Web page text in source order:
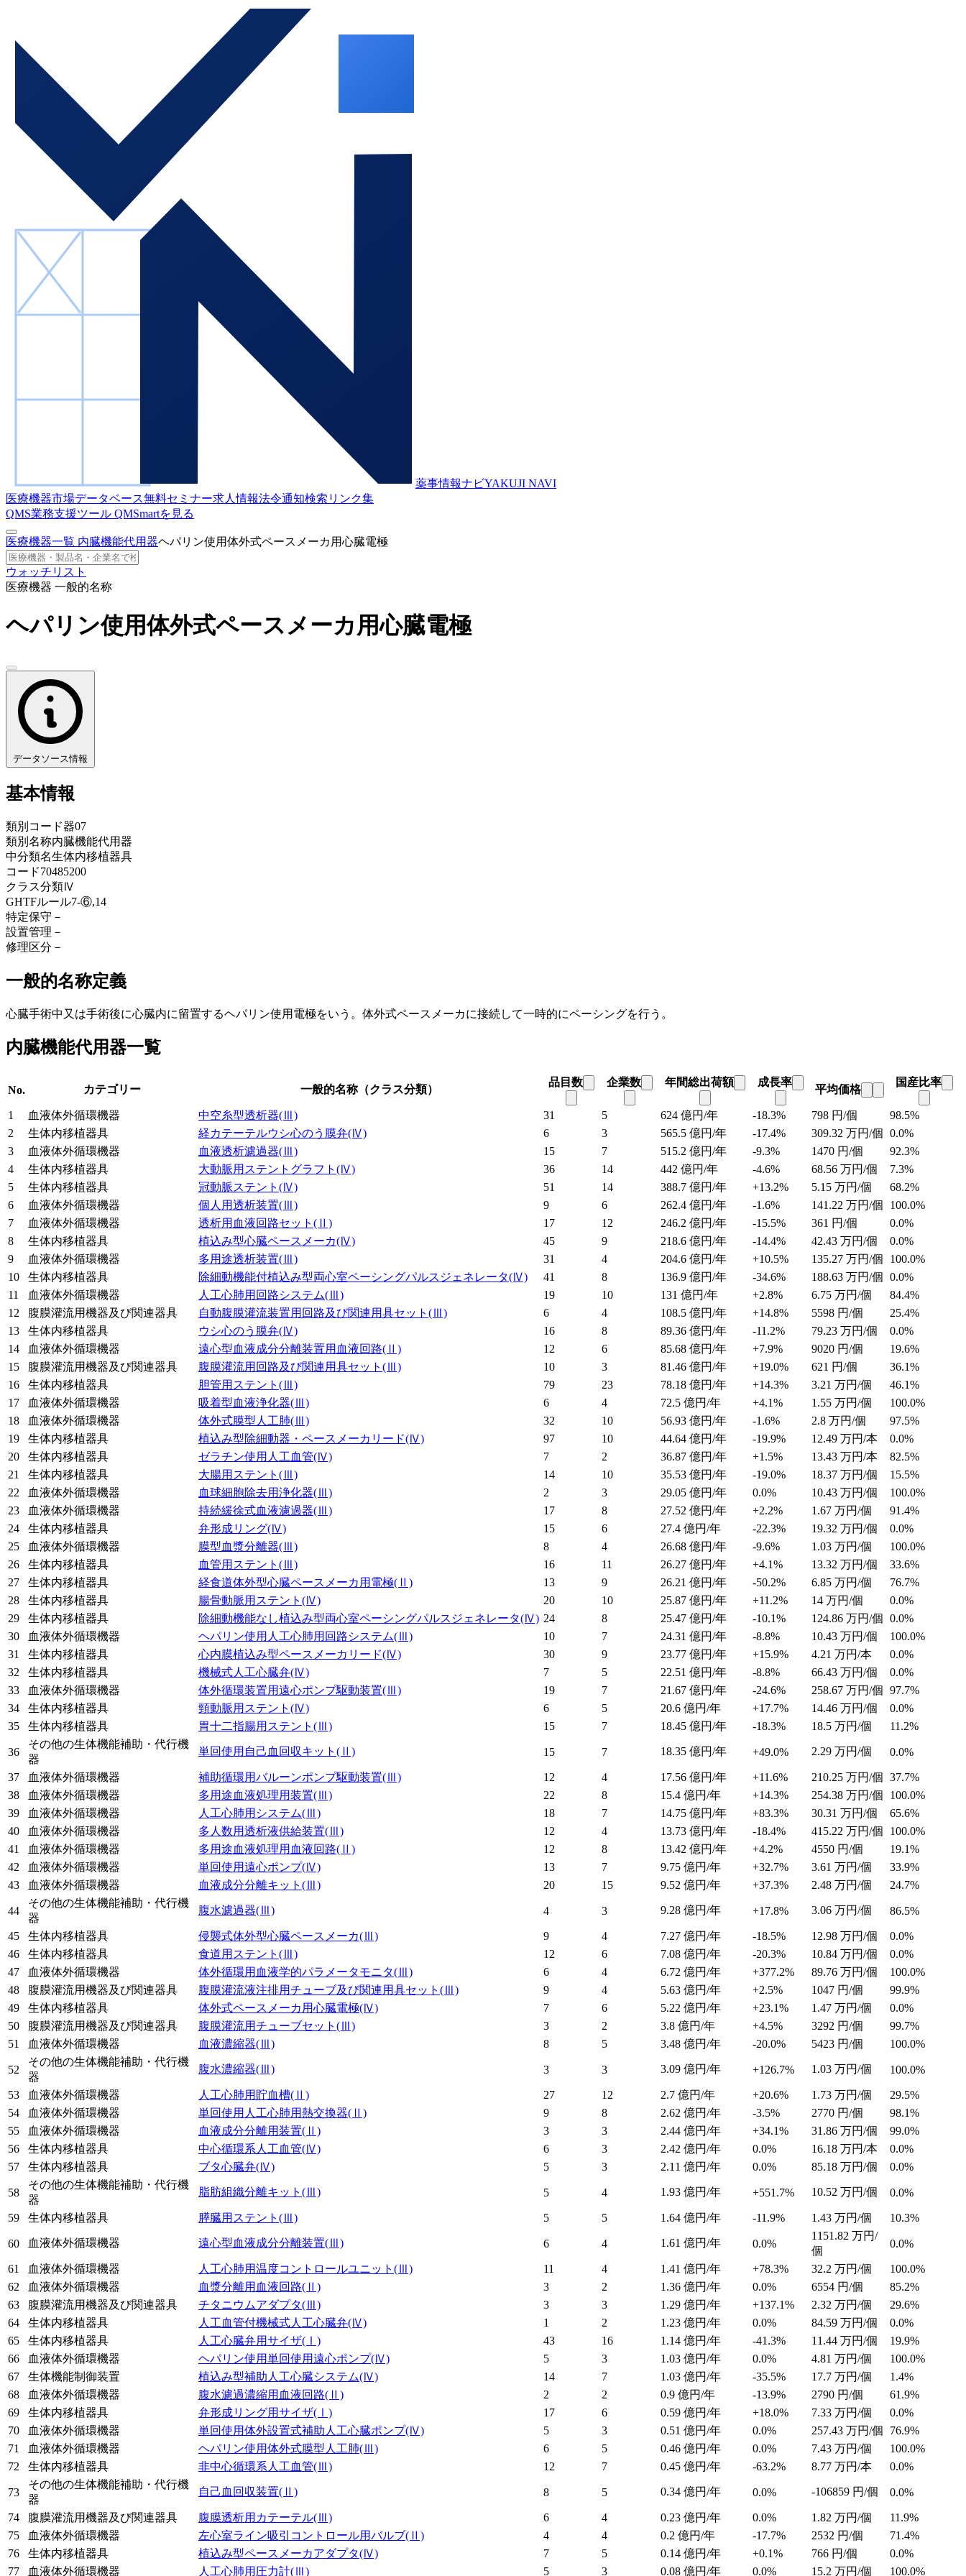
薬事情報ナビYAKUJI NAVI
医療機器市場データベース無料セミナー求人情報法令通知検索 リンク集
QMS業務支援ツール QMSmartを見る
医療機器一覧 内臓機能代用器ヘパリン使用体外式ペースメーカ用心臓電極
ウォッチリスト
医療機器 一般的名称
ヘパリン使用体外式ペースメーカ用心臓電極
データソース情報
基本情報
類別コード器07
類別名称内臓機能代用器
中分類名生体内移植器具
コード70485200
クラス分類Ⅳ
GHTFルール7-⑥,14
特定保守 －
設置管理 －
修理区分 －
一般的名称定義
心臓手術中又は手術後に心臓内に留置するヘパリン使用電極をいう。体外式ペースメーカに接続して一時的にペーシングを行う。
内臓機能代用器一覧
No. カテゴリー 一般的名称（クラス分類）
品目数 企業数 年間総出荷額 成長率
平均価格
国産比率
1 血液体外循環機器 中空糸型透析器(Ⅲ) 31 5 624 億円/年 -18.3% 798 円/個
98.5%
2
生体内移植器具 経カテーテルウシ心のう膜弁(Ⅳ) 6 3 565.5 億円/年 -17.4% 309.32 万円/個 0.0%
3
血液体外循環機器 血液透析濾過器(Ⅲ) 15 7 515.2 億円/年 -9.3% 1470 円/個
92.3%
4
生体内移植器具 大動脈用ステントグラフト (Ⅳ) 36 14 442 億円/年 -4.6% 68.56 万円/個
7.3%
5
生体内移植器具 冠動脈ステント (Ⅳ) 51 14 388.7 億円/年 +13.2% 5.15 万円/個
68.2%
6
血液体外循環機器 個人用透析装置(Ⅲ) 9 6 262.4 億円/年 -1.6% 141.22 万円/個
100.0%
7
血液体外循環機器 透析用血液回路セット (Ⅱ) 17 12 246.2 億円/年 -15.5% 361 円/個
0.0%
8
生体内移植器具 植込み型心臓ペースメーカ(Ⅳ) 45 9 218.6 億円/年 -14.4% 42.43 万円/個
0.0%
9
血液体外循環機器 多用途透析装置(Ⅲ) 31 4 204.6 億円/年 +10.5% 135.27 万円/個
100.0%
10
生体内移植器具 除細動機能付植込み型両心室ペーシングパルスジェネレータ(Ⅳ) 41 8 136.9 億円/年 -34.6% 188.63 万円/個 0.0%
11
血液体外循環機器 人工心肺用回路システム(Ⅲ) 19 10 131 億円/年 +2.8% 6.75 万円/個
84.4%
12
腹膜灌流用機器及び関連器具 自動腹膜灌流装置用回路及び関連用具セット (Ⅲ) 6 4 108.5 億円/年 +14.8% 5598 円/個
25.4%
13
生体内移植器具 ウシ心のう膜弁(Ⅳ) 16 8 89.36 億円/年 -11.2% 79.23 万円/個
0.0%
14
血液体外循環機器 遠心型血液成分分離装置用血液回路(Ⅱ) 12 6 85.68 億円/年 +7.9% 9020 円/個
19.6%
15
腹膜灌流用機器及び関連器具 腹膜灌流用回路及び関連用具セット (Ⅲ) 10 3 81.46 億円/年 +19.0% 621 円/個
36.1%
16
生体内移植器具 胆管用ステント (Ⅲ) 79 23 78.18 億円/年 +14.3% 3.21 万円/個
46.1%
17
血液体外循環機器 吸着型血液浄化器(Ⅲ) 6 4 72.5 億円/年 +4.1% 1.55 万円/個
100.0%
18
血液体外循環機器 体外式膜型人工肺(Ⅲ) 32 10 56.93 億円/年 -1.6% 2.8 万円/個
97.5%
19
生体内移植器具 植込み型除細動器・ペースメーカリード(Ⅳ) 97 10 44.64 億円/年 -19.9% 12.49 万円/本
0.0%
20
生体内移植器具 ゼラチン使用人工血管(Ⅳ) 7 2 36.87 億円/年 +1.5% 13.43 万円/本
82.5%
21
生体内移植器具 大腸用ステント (Ⅲ) 14 10 35.53 億円/年 -19.0% 18.37 万円/個
15.5%
22
血液体外循環機器 血球細胞除去用浄化器(Ⅲ) 2 3 29.05 億円/年 0.0% 10.43 万円/個
100.0%
23
血液体外循環機器 持続緩徐式血液濾過器(Ⅲ) 17 8 27.52 億円/年 +2.2% 1.67 万円/個
91.4%
24
生体内移植器具 弁形成リング(Ⅳ) 15 6 27.4 億円/年 -22.3% 19.32 万円/個
0.0%
25
血液体外循環機器 膜型血漿分離器(Ⅲ) 8 4 26.68 億円/年 -9.6% 1.03 万円/個
100.0%
26
生体内移植器具 血管用ステント (Ⅲ) 16 11 26.27 億円/年 +4.1% 13.32 万円/個
33.6%
27
生体内移植器具 経食道体外型心臓ペースメーカ用電極(Ⅱ) 13 9 26.21 億円/年 -50.2% 6.85 万円/個
76.7%
28
生体内移植器具 腸骨動脈用ステント (Ⅳ) 20 10 25.87 億円/年 +11.2% 14 万円/個
0.0%
29
生体内移植器具 除細動機能なし植込み型両心室ペーシングパルスジェネレータ(Ⅳ) 24 8 25.47 億円/年 -10.1% 124.86 万円/個 0.0%
30
血液体外循環機器 ヘパリン使用人工心肺用回路システム(Ⅲ) 10 7 24.31 億円/年 -8.8% 10.43 万円/個
100.0%
31
生体内移植器具 心内膜植込み型ペースメーカリード(Ⅳ) 30 9 23.77 億円/年 +15.9% 4.21 万円/本
0.0%
32
生体内移植器具 機械式人工心臓弁(Ⅳ) 7 5 22.51 億円/年 -8.8% 66.43 万円/個
0.0%
33
血液体外循環機器 体外循環装置用遠心ポンプ駆動装置(Ⅲ) 19 7 21.67 億円/年 -24.6% 258.67 万円/個 97.7%
34
生体内移植器具 頸動脈用ステント (Ⅳ) 6 5 20.6 億円/年 +17.7% 14.46 万円/個
0.0%
35
生体内移植器具 胃十二指腸用ステント (Ⅲ) 15 7 18.45 億円/年 -18.3% 18.5 万円/個 11.2%
36
その他の生体機能補助・代行機
器
単回使用自己血回収キット (Ⅱ) 15 7 18.35 億円/年 +49.0% 2.29 万円/個 0.0%
37 血液体外循環機器 補助循環用バルーンポンプ駆動装置(Ⅲ) 12 4 17.56 億円/年 +11.6% 210.25 万円/個 37.7%
38
血液体外循環機器 多用途血液処理用装置(Ⅲ) 22 8 15.4 億円/年 +14.3% 254.38 万円/個
100.0%
39
血液体外循環機器 人工心肺用システム(Ⅲ) 18 7 14.75 億円/年 +83.3% 30.31 万円/個
65.6%
40
血液体外循環機器 多人数用透析液供給装置(Ⅲ) 12 4 13.73 億円/年 -18.4% 415.22 万円/個
100.0%
41
血液体外循環機器 多用途血液処理用血液回路(Ⅱ) 12 8 13.42 億円/年 +4.2% 4550 円/個
19.1%
42
血液体外循環機器 単回使用遠心ポンプ(Ⅳ) 13 7 9.75 億円/年 +32.7% 3.61 万円/個
33.9%
43
血液体外循環機器 血液成分分離キット (Ⅲ) 20 15 9.52 億円/年 +37.3% 2.48 万円/個 24.7%
44
その他の生体機能補助・代行機
器
腹水濾過器(Ⅲ) 4 3 9.28 億円/年 +17.8% 3.06 万円/個 86.5%
45 生体内移植器具 侵襲式体外型心臓ペースメーカ(Ⅲ) 9 4 7.27 億円/年 -18.5% 12.98 万円/個
0.0%
46
生体内移植器具 食道用ステント (Ⅲ) 12 6 7.08 億円/年 -20.3% 10.84 万円/個
0.0%
47
血液体外循環機器 体外循環用血液学的パラメータモニタ(Ⅲ) 6 4 6.72 億円/年 +377.2% 89.76 万円/個
100.0%
48
腹膜灌流用機器及び関連器具 腹膜灌流液注排用チューブ及び関連用具セット (Ⅲ) 9 4 5.63 億円/年 +2.5% 1047 円/個
99.9%
49
生体内移植器具 体外式ペースメーカ用心臓電極(Ⅳ) 7 6 5.22 億円/年 +23.1% 1.47 万円/個
0.0%
50
腹膜灌流用機器及び関連器具 腹膜灌流用チューブセット (Ⅲ) 3 2 3.8 億円/年 +4.5% 3292 円/個
99.7%
51
血液体外循環機器 血液濃縮器(Ⅲ) 8 5 3.48 億円/年 -20.0% 5423 円/個 100.0%
52
その他の生体機能補助・代行機
器
腹水濃縮器(Ⅲ) 3 3 3.09 億円/年 +126.7% 1.03 万円/個 100.0%
53 血液体外循環機器 人工心肺用貯血槽(Ⅱ) 27 12 2.7 億円/年 +20.6% 1.73 万円/個
29.5%
54
血液体外循環機器 単回使用人工心肺用熱交換器(Ⅱ) 9 8 2.62 億円/年 -3.5% 2770 円/個
98.1%
55
血液体外循環機器 血液成分分離用装置(Ⅱ) 3 3 2.44 億円/年 +34.1% 31.86 万円/個
99.0%
56
生体内移植器具 中心循環系人工血管(Ⅳ) 6 3 2.42 億円/年 0.0% 16.18 万円/本
0.0%
57
生体内移植器具 ブタ心臓弁(Ⅳ) 5 3 2.11 億円/年 0.0% 85.18 万円/個 0.0%
58
その他の生体機能補助・代行機
器
脂肪組織分離キット (Ⅲ) 5 4 1.93 億円/年 +551.7% 10.52 万円/個 0.0%
59 生体内移植器具 膵臓用ステント (Ⅲ) 5 5 1.64 億円/年 -11.9% 1.43 万円/個 10.3%
60 血液体外循環機器 遠心型血液成分分離装置(Ⅲ) 6 4 1.61 億円/年 0.0%
1151.82 万円/
個
0.0%
61 血液体外循環機器 人工心肺用温度コントロールユニット (Ⅲ) 11 4 1.41 億円/年 +78.3% 32.2 万円/個
100.0%
62
血液体外循環機器 血漿分離用血液回路(Ⅱ) 3 2 1.36 億円/年 0.0% 6554 円/個
85.2%
63
腹膜灌流用機器及び関連器具 チタニウムアダプタ(Ⅲ) 3 3 1.29 億円/年 +137.1% 2.32 万円/個
29.6%
64
生体内移植器具 人工血管付機械式人工心臓弁(Ⅳ) 1 2 1.23 億円/年 0.0% 84.59 万円/個
0.0%
65
生体内移植器具 人工心臓弁用サイザ(Ⅰ) 43 16 1.14 億円/年 -41.3% 11.44 万円/個
19.9%
66
血液体外循環機器 ヘパリン使用単回使用遠心ポンプ(Ⅳ) 5 3 1.03 億円/年 0.0% 4.81 万円/個
100.0%
67
生体機能制御装置 植込み型補助人工心臓システム(Ⅳ) 14 7 1.03 億円/年 -35.5% 17.7 万円/個
1.4%
68
血液体外循環機器 腹水濾過濃縮用血液回路(Ⅱ) 2 2 0.9 億円/年 -13.9% 2790 円/個
61.9%
69
生体内移植器具 弁形成リング用サイザ(Ⅰ) 17 6 0.59 億円/年 +18.0% 7.33 万円/個
0.0%
70
血液体外循環機器 単回使用体外設置式補助人工心臓ポンプ(Ⅳ) 5 3 0.51 億円/年 0.0% 257.43 万円/個
76.9%
71
血液体外循環機器 ヘパリン使用体外式膜型人工肺(Ⅲ) 6 5 0.46 億円/年 0.0% 7.43 万円/個
100.0%
72
生体内移植器具 非中心循環系人工血管(Ⅲ) 12 7 0.45 億円/年 -63.2% 8.77 万円/本 0.0%
73
その他の生体機能補助・代行機
器
自己血回収装置(Ⅱ) 8 5 0.34 億円/年 0.0% -106859 円/個 0.0%
74 腹膜灌流用機器及び関連器具 腹膜透析用カテーテル(Ⅲ) 6 4 0.23 億円/年 0.0% 1.82 万円/個
11.9%
75
血液体外循環機器 左心室ライン吸引コントロール用バルブ(Ⅱ) 4 4 0.2 億円/年 -17.7% 2532 円/個
71.4%
76
生体内移植器具 植込み型ペースメーカアダプタ(Ⅳ) 7 5 0.14 億円/年 +0.1% 766 円/個
0.0%
77
血液体外循環機器 人工心肺用圧力計(Ⅲ) 5 3 0.08 億円/年 0.0% 15.2 万円/個 100.0%